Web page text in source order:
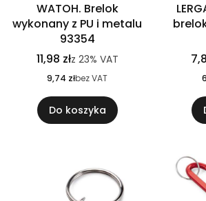
WATOH. Brelok
wykonany z PU i metalu
93354
11,98 złz 23% VAT
9,74 złbez VAT
Do koszyka